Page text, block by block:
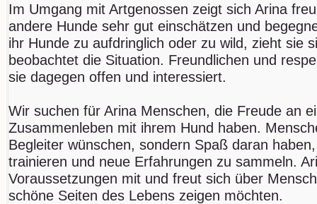
Im Umgang mit Artgenossen zeigt sich Arina
andere Hunde sehr gut einschätzen und
ihr Hunde zu aufdringlich oder zu wild, zieht sie
beobachtet die Situation. Freundlichen und
sie dagegen offen und interessiert.
Wir suchen für Arina Menschen, die Freude an
Zusammenleben mit ihrem Hund haben.
Begleiter wünschen, sondern Spaß daran
trainieren und neue Erfahrungen zu sammeln.
Voraussetzungen mit und freut sich über
schöne Seiten des Lebens zeigen möchten.